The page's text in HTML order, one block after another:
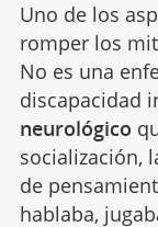
Uno de los
romper los
No es una
discapacidad
neurológico
socialización,
de
hablaba,